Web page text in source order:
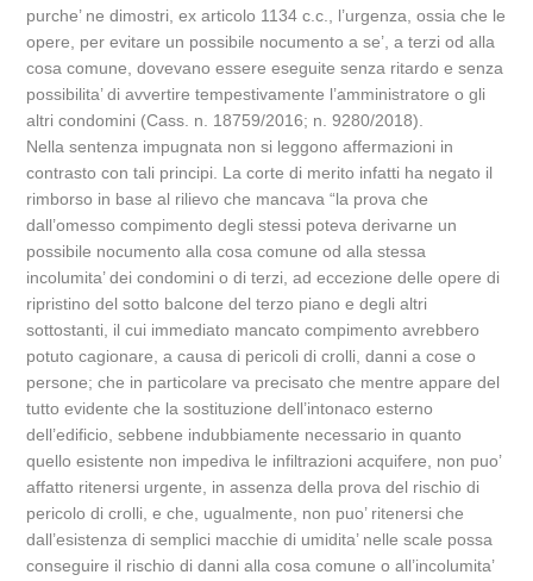
purche’ ne dimostri, ex articolo 1134 c.c., l’urgenza, ossia che le
opere, per evitare un possibile nocumento a se’, a terzi od alla
cosa comune, dovevano essere eseguite senza ritardo e senza
possibilita’ di avvertire tempestivamente l’amministratore o gli
altri condomini (Cass. n. 18759/2016; n. 9280/2018).
Nella sentenza impugnata non si leggono affermazioni in
contrasto con tali principi. La corte di merito infatti ha negato il
rimborso in base al rilievo che mancava “la prova che
dall’omesso compimento degli stessi poteva derivarne un
possibile nocumento alla cosa comune od alla stessa
incolumita’ dei condomini o di terzi, ad eccezione delle opere di
ripristino del sotto balcone del terzo piano e degli altri
sottostanti, il cui immediato mancato compimento avrebbero
potuto cagionare, a causa di pericoli di crolli, danni a cose o
persone; che in particolare va precisato che mentre appare del
tutto evidente che la sostituzione dell’intonaco esterno
dell’edificio, sebbene indubbiamente necessario in quanto
quello esistente non impediva le infiltrazioni acquifere, non puo’
affatto ritenersi urgente, in assenza della prova del rischio di
pericolo di crolli, e che, ugualmente, non puo’ ritenersi che
dall’esistenza di semplici macchie di umidita’ nelle scale possa
conseguire il rischio di danni alla cosa comune o all’incolumita’